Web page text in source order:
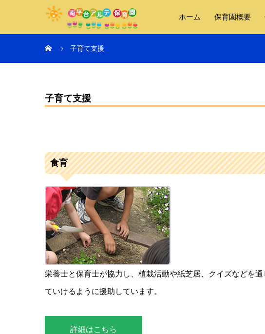
ホーム 保育園概要
子育て支援
子育て支援
食育
栄養士と保育士が協力し、植栽活動や紙芝居、クイズなどを
ていけるように援助しています。
詳細はこちら